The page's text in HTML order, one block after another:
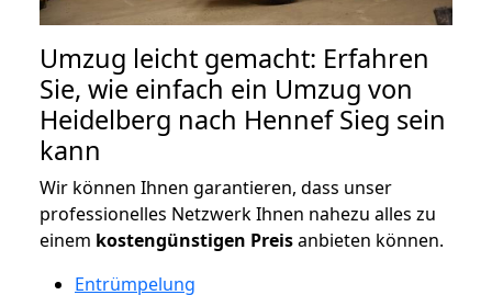
Umzug leicht gemacht: Erfahren
Sie, wie einfach ein Umzug von
Heidelberg nach Hennef Sieg sein
kann
Wir können Ihnen garantieren, dass unser
professionelles Netzwerk Ihnen nahezu alles zu
einem kostengünstigen Preisanbieten können.
Entrümpelung